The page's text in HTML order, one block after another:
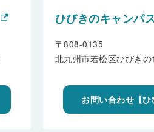
ひびきのキャンパ
〒808-0135
北九州市若松区ひびき
お問い合わせ【ひ